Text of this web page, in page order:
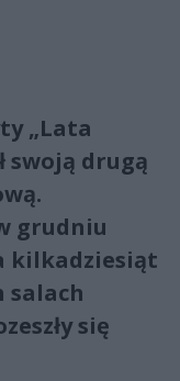
„Lata
swoją drugą
grudniu
kilkadziesiąt
salach
się